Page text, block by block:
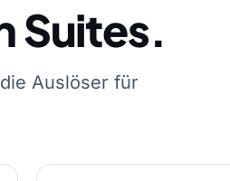
Suites.
Auslöser für